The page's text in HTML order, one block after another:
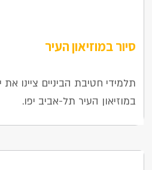
סיור במוזיאון העיר
תלמידי חטיבת הביניים ציינו
במוזיאון העיר תל-אביב יפו.